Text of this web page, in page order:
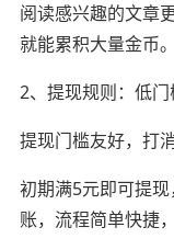
阅读感兴趣的文章
就能累积大量金币。
2、提现规则：低
提现门槛友好，打
初期满5元即可提
账，流程简单快捷